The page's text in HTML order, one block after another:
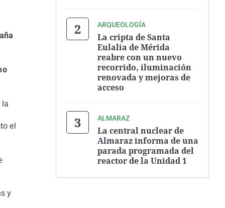
la
el
y
ARQUEOLOGÍA
La cripta de Santa
Eulalia de Mérida
reabre con un nuevo
recorrido, iluminación
renovada y mejoras de
acceso
ALMARAZ
La central nuclear de
Almaraz informa de una
parada programada del
reactor de la Unidad 1